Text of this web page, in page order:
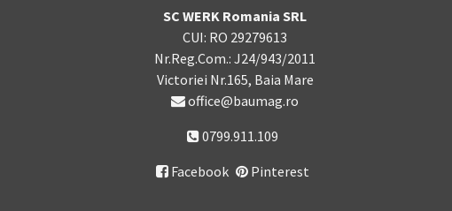
SC WERK Romania SRL
CUI: RO 29279613
Nr.Reg.Com.: J24/943/2011
Victoriei Nr.165, Baia Mare
office@baumag.ro
0799.911.109
 Facebook Pinterest